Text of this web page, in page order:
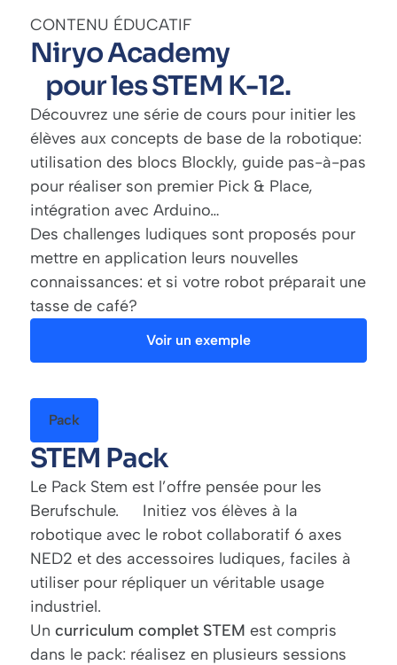
CONTENU ÉDUCATIF
Niryo Academy
pour les STEM K-12.
Découvrez une série de cours pour initier les
élèves aux concepts de base de la robotique:
utilisation des blocs Blockly, guide pas-à-pas
pour réaliser son premier Pick & Place,
intégration avec Arduino…
Des challenges ludiques sont proposés pour
mettre en application leurs nouvelles
connaissances: et si votre robot préparait une
tasse de café?
Voir un exemple
Pack
STEM Pack
Le Pack Stem est l’offre pensée pour les
Berufschule. Initiez vos élèves à la
robotique avec le robot collaboratif 6 axes
NED2 et des accessoires ludiques, faciles à
utiliser pour répliquer un véritable usage
industriel.
Un curriculum complet STEM est compris
dans le pack: réalisez en plusieurs sessions